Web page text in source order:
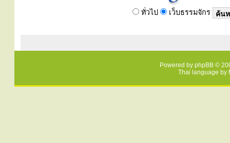
ทั่วไป เว็บธรรมจักร
Powered by phpBB ©
Thai language by